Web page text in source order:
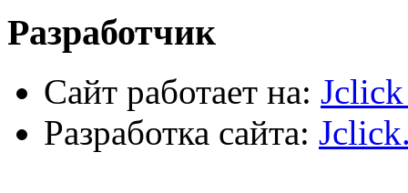
Разработчик
Сайт работает на:
Разработка сайта: